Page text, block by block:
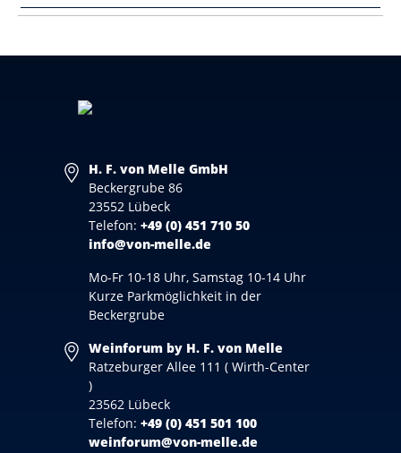
H. F. von Melle GmbH
Beckergrube 86
23552 Lübeck
Telefon: +49 (0) 451 710 50
info@von-melle.de
Mo-Fr 10-18 Uhr, Samstag 10-14 Uhr
Kurze Parkmöglichkeit in der
Beckergrube
Weinforum by H. F. von Melle
Ratzeburger Allee 111 ( Wirth-Center
)
23562 Lübeck
Telefon: +49 (0) 451 501 100
weinforum@von-melle.de